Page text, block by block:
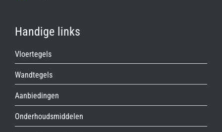
Handige links
Vloertegels
Wandtegels
Aanbiedingen
Onderhoudsmiddelen